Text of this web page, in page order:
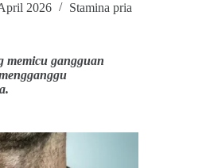
2026 Stamina pria
memicu gangguan